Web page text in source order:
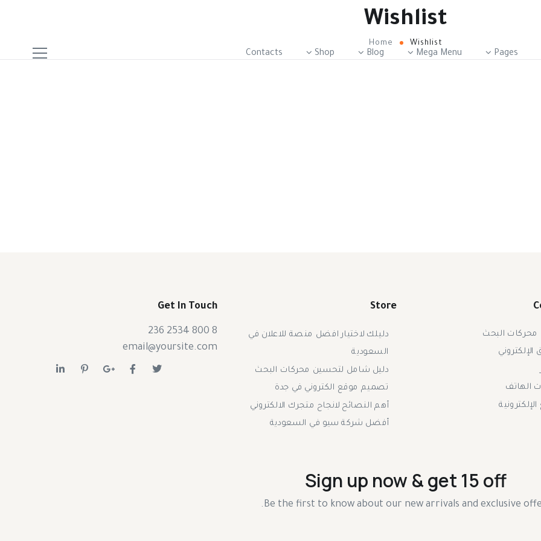
Pages
Mega Menu
Blog
Shop
Contacts
Wishlist
Home Wishlist
البحث
الإلكتروني
الهاتف
Store
دليلك لاختيار افضل منصة للاعلان في
السعودية
دليل شامل لتحسين محركات البحث
تصميم موقع الكتروني في جدة
أهم النصائح لانجاح متجرك الالكتروني
أفضل شركة سيو في السعودية
Get In Touch
8 800 2534 236
email@yoursite.com
Sign up now & get 15 off
Be the first to know about our new arrivals and exclusive